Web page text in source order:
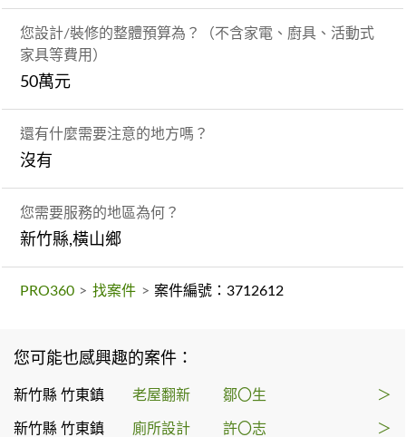
您設計/裝修的整體預算為？（不含家電、廚具、活動式
家具等費用）
50萬元
還有什麼需要注意的地方嗎？
沒有
您需要服務的地區為何？
新竹縣,橫山鄉
PRO360 > 找案件 > 案件編號：3712612
您可能也感興趣的案件：
新竹縣 竹東鎮 老屋翻新 鄒〇生 ＞
新竹縣 竹東鎮 廁所設計 許〇志 ＞